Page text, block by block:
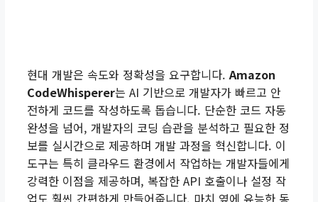
현대 개발은 속도와 정확성을 요구합니다.Amazon
CodeWhisperer는 AI 기반으로 개발자가 빠르고 안
전하게 코드를 작성하도록 돕습니다. 단순한 코드 자동
완성을 넘어, 개발자의 코딩 습관을 분석하고 필요한 정
보를 실시간으로 제공하며 개발 과정을 혁신합니다. 이
도구는 특히 클라우드 환경에서 작업하는 개발자들에게
강력한 이점을 제공하며, 복잡한 API 호출이나 설정 작
업도 훨씬 간편하게 만들어줍니다. 마치 옆에 유능한 동